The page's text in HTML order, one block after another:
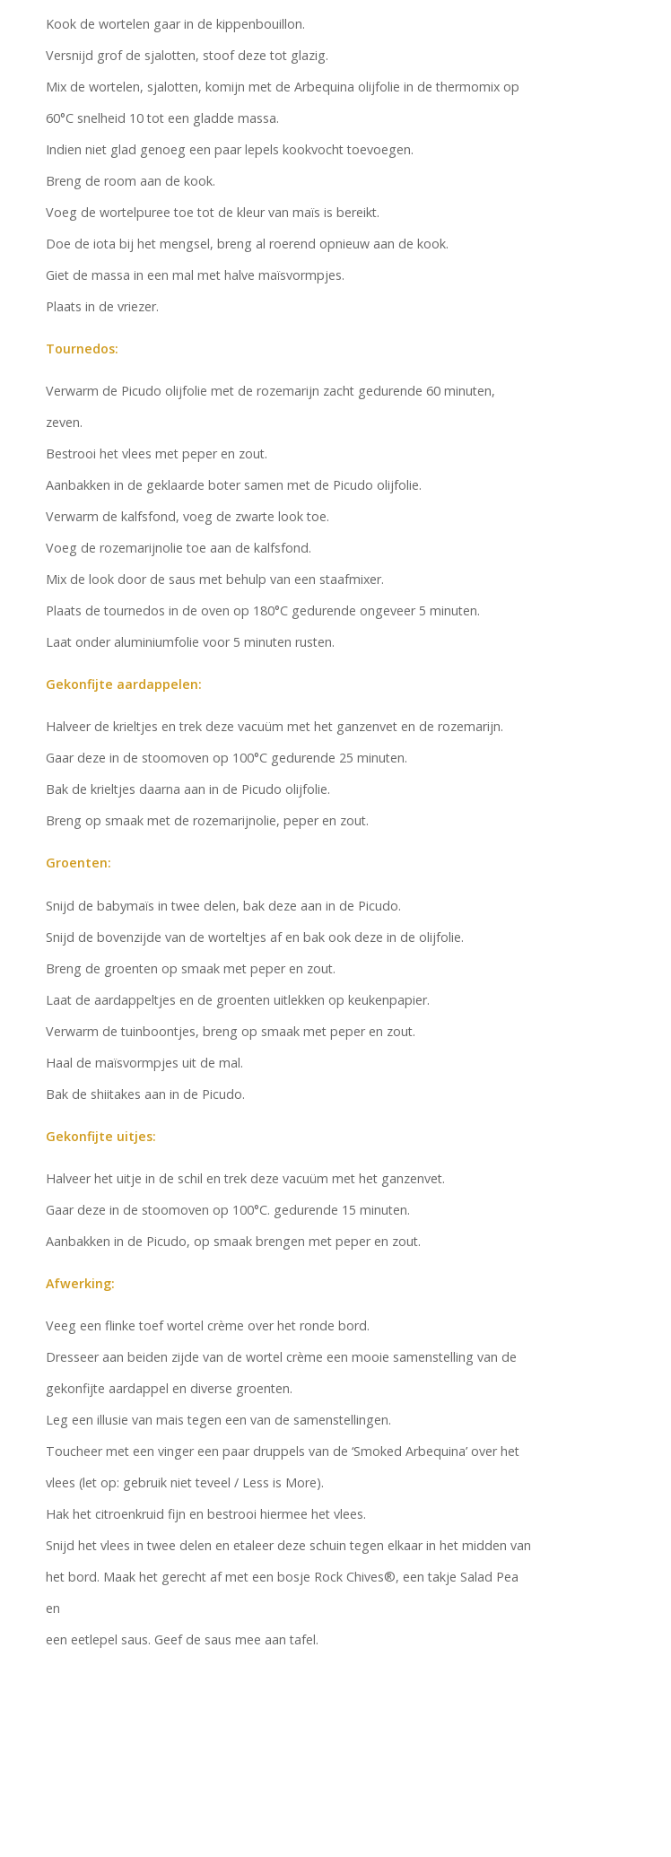
Kook de wortelen gaar in de kippenbouillon.
Versnijd grof de sjalotten, stoof deze tot glazig.
Mix de wortelen, sjalotten, komijn met de Arbequina olijfolie in de thermomix op
60°C snelheid 10 tot een gladde massa.
Indien niet glad genoeg een paar lepels kookvocht toevoegen.
Breng de room aan de kook.
Voeg de wortelpuree toe tot de kleur van maïs is bereikt.
Doe de iota bij het mengsel, breng al roerend opnieuw aan de kook.
Giet de massa in een mal met halve maïsvormpjes.
Plaats in de vriezer.
Tournedos:
Verwarm de Picudo olijfolie met de rozemarijn zacht gedurende 60 minuten,
zeven.
Bestrooi het vlees met peper en zout.
Aanbakken in de geklaarde boter samen met de Picudo olijfolie.
Verwarm de kalfsfond, voeg de zwarte look toe.
Voeg de rozemarijnolie toe aan de kalfsfond.
Mix de look door de saus met behulp van een staafmixer.
Plaats de tournedos in de oven op 180°C gedurende ongeveer 5 minuten.
Laat onder aluminiumfolie voor 5 minuten rusten.
Gekonfijte aardappelen:
Halveer de krieltjes en trek deze vacuüm met het ganzenvet en de rozemarijn.
Gaar deze in de stoomoven op 100°C gedurende 25 minuten.
Bak de krieltjes daarna aan in de Picudo olijfolie.
Breng op smaak met de rozemarijnolie, peper en zout.
Groenten:
Snijd de babymaïs in twee delen, bak deze aan in de Picudo.
Snijd de bovenzijde van de worteltjes af en bak ook deze in de olijfolie.
Breng de groenten op smaak met peper en zout.
Laat de aardappeltjes en de groenten uitlekken op keukenpapier.
Verwarm de tuinboontjes, breng op smaak met peper en zout.
Haal de maïsvormpjes uit de mal.
Bak de shiitakes aan in de Picudo.
Gekonfijte uitjes:
Halveer het uitje in de schil en trek deze vacuüm met het ganzenvet.
Gaar deze in de stoomoven op 100°C. gedurende 15 minuten.
Aanbakken in de Picudo, op smaak brengen met peper en zout.
Afwerking:
Veeg een flinke toef wortel crème over het ronde bord.
Dresseer aan beiden zijde van de wortel crème een mooie samenstelling van de
gekonfijte aardappel en diverse groenten.
Leg een illusie van mais tegen een van de samenstellingen.
Toucheer met een vinger een paar druppels van de ‘Smoked Arbequina’ over het
vlees (let op: gebruik niet teveel / Less is More).
Hak het citroenkruid fijn en bestrooi hiermee het vlees.
Snijd het vlees in twee delen en etaleer deze schuin tegen elkaar in het midden van
het bord. Maak het gerecht af met een bosje Rock Chives®, een takje Salad Pea
en
een eetlepel saus. Geef de saus mee aan tafel.